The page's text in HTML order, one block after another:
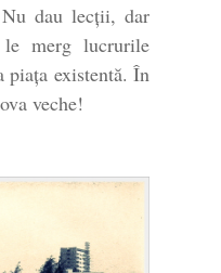
dau lecții, dar
merg lucrurile
piața existentă. În
veche!